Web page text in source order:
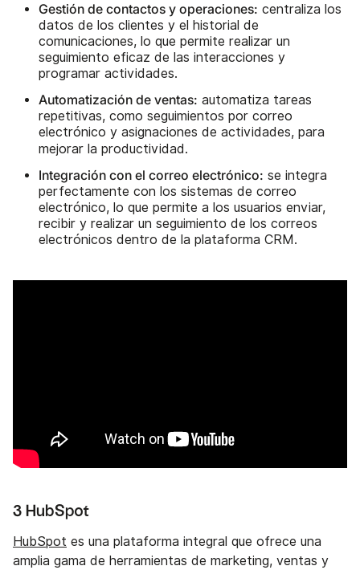
Gestión de contactos y operaciones: centraliza los
datos de los clientes y el historial de
comunicaciones, lo que permite realizar un
seguimiento eficaz de las interacciones y
programar actividades.
Automatización de ventas: automatiza tareas
repetitivas, como seguimientos por correo
electrónico y asignaciones de actividades, para
mejorar la productividad.
Integración con el correo electrónico: se integra
perfectamente con los sistemas de correo
electrónico, lo que permite a los usuarios enviar,
recibir y realizar un seguimiento de los correos
electrónicos dentro de la plataforma CRM.
3 HubSpot
HubSpot es una plataforma integral que ofrece una
amplia gama de herramientas de marketing, ventas y